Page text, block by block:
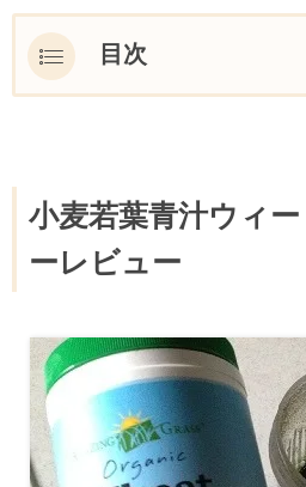
目次
Amazing Grass小麦若
汁内容成分説明
汁最安値と個人輸入
小麦若葉青汁ウィ
ーレビュー